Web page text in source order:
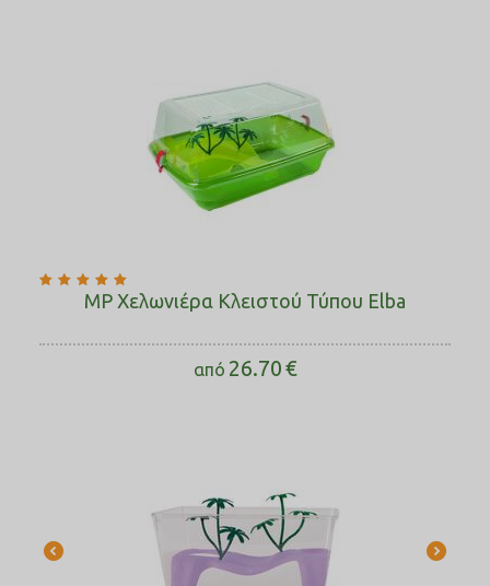
MP Χελωνιέρα Κλειστού Τύπου Elba
από 26.70€